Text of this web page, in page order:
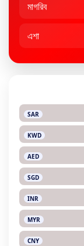
মাগরিব
এশা
SAR
KWD
AED
SGD
INR
MYR
CNY